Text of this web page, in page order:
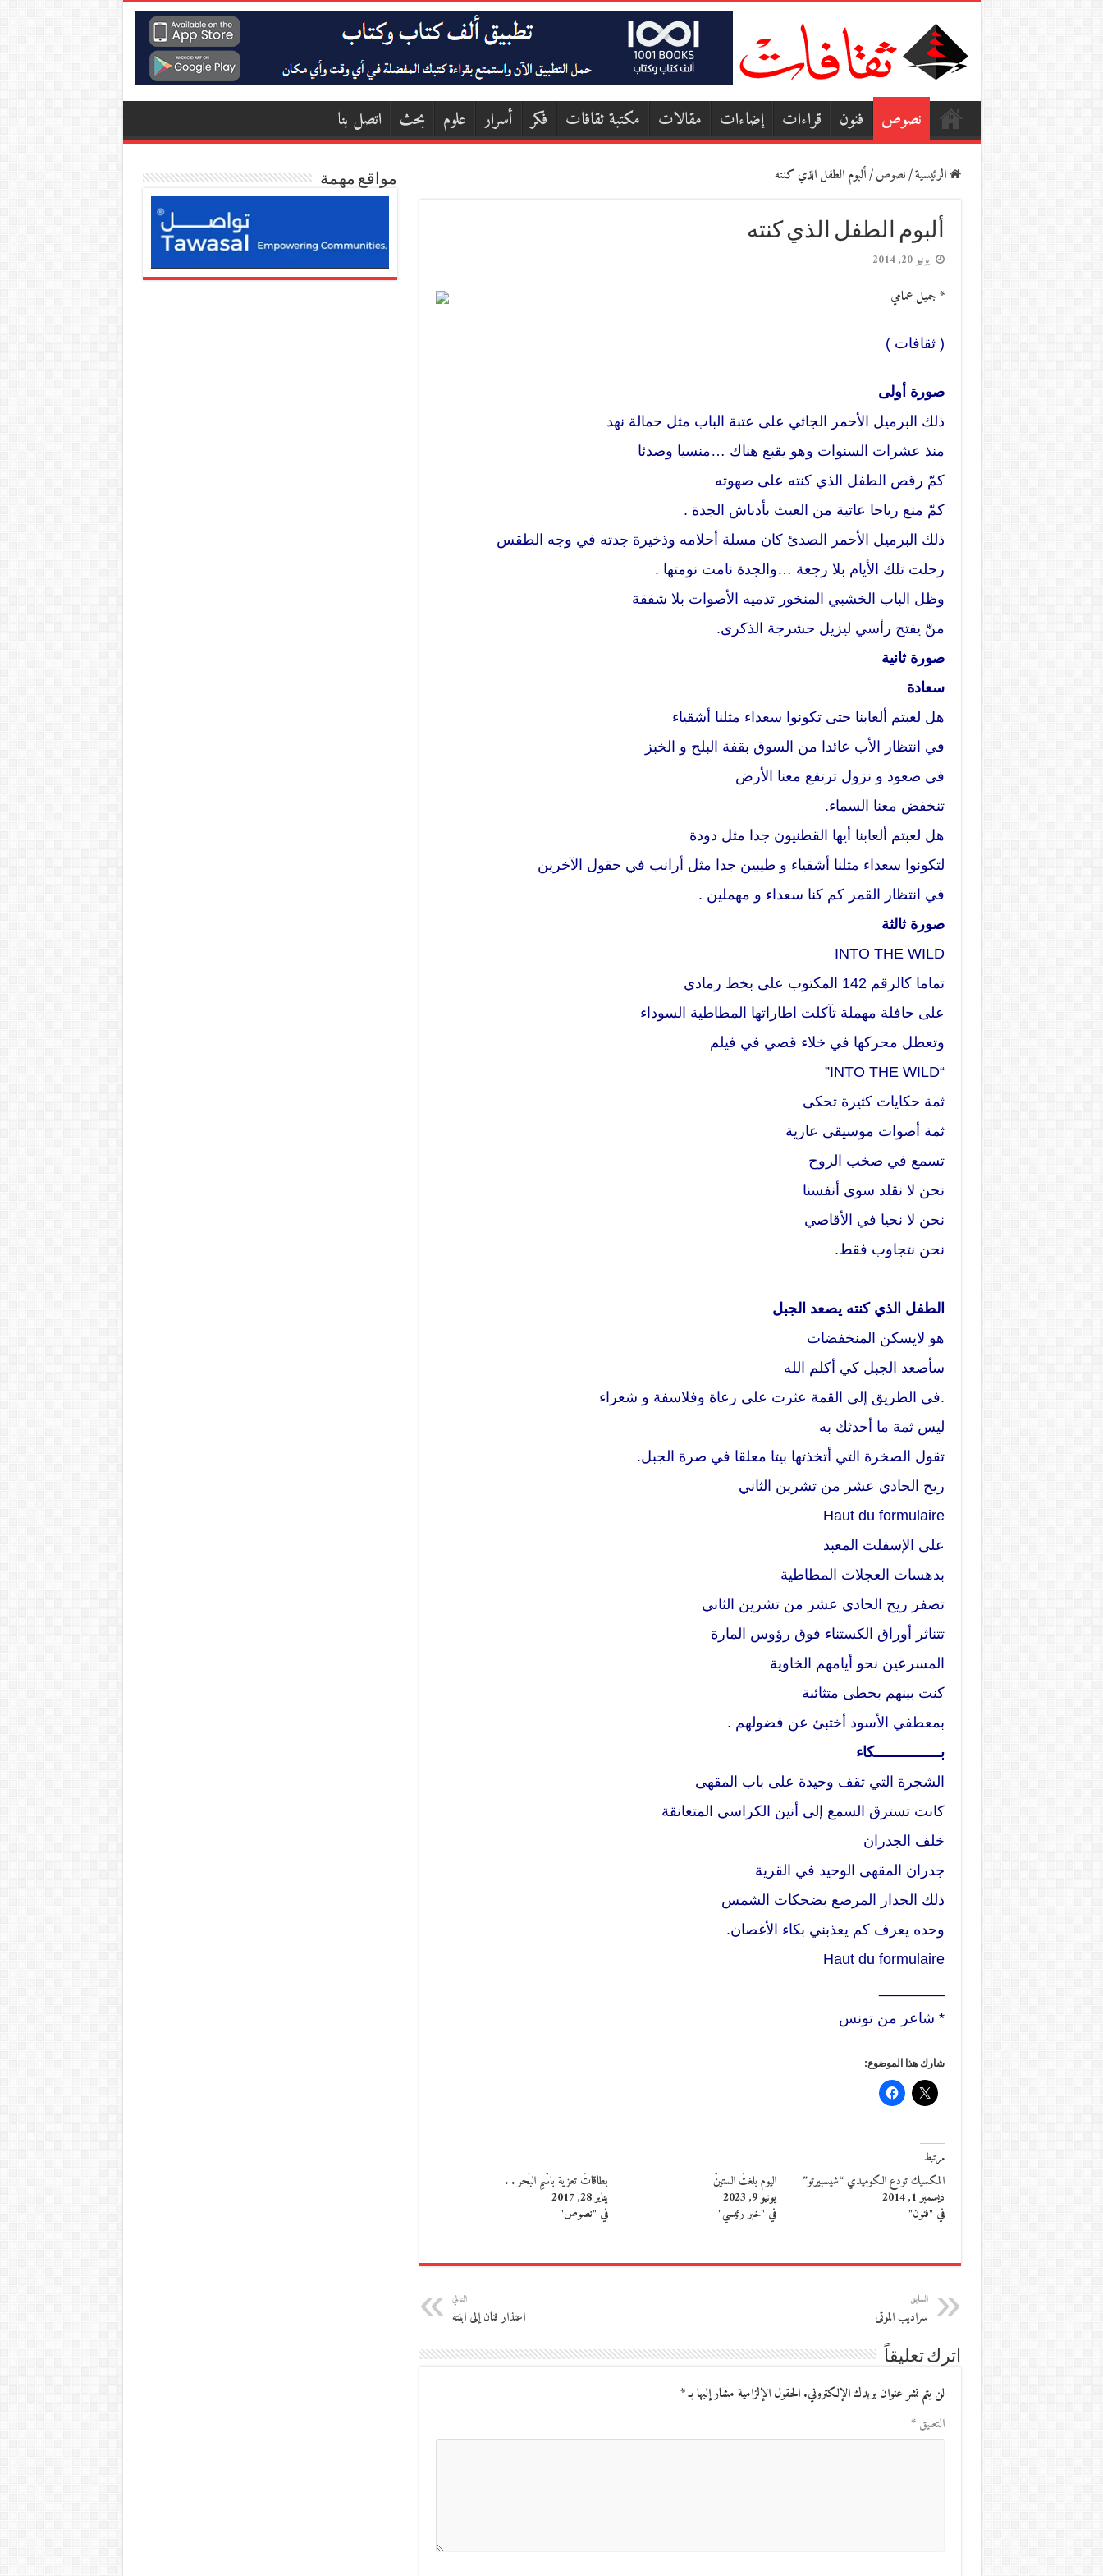
نصوص فنون قراءات إضاءات مقالات مكتبة ثقافات فكر أسرار علوم بحث اتصل بنا
الرئيسية/نصوص/ألبوم الطفل الذي كنته
ألبوم الطفل الذي كنته
يونيو 20, 2014
* جميل عمامي
( ثقافات )
صورة أولى
ذلك البرميل الأحمر الجاثي على عتبة الباب مثل حمالة نهد
منذ عشرات السنوات وهو يقبع هناك …منسيا وصدئا
كمّ رقص الطفل الذي كنته على صهوته
كمّ منع رياحا عاتية من العبث بأدباش الجدة .
ذلك البرميل الأحمر الصدئ كان مسلة أحلامه وذخيرة جدته في وجه الطقس
رحلت تلك الأيام بلا رجعة …والجدة نامت نومتها .
وظل الباب الخشبي المنخور تدميه الأصوات بلا شفقة
منّ يفتح رأسي ليزيل حشرجة الذكرى.
صورة ثانية
سعادة
هل لعبتم ألعابنا حتى تكونوا سعداء مثلنا أشقياء
في انتظار الأب عائدا من السوق بقفة البلح و الخبز
في صعود و نزول ترتفع معنا الأرض
تنخفض معنا السماء.
هل لعبتم ألعابنا أيها القطنيون جدا مثل دودة
لتكونوا سعداء مثلنا أشقياء و طيبين جدا مثل أرانب في حقول الآخرين
في انتظار القمر كم كنا سعداء و مهملين .
صورة ثالثة
INTO THE WILD
تماما كالرقم 142 المكتوب على بخط رمادي
على حافلة مهملة تآكلت اطاراتها المطاطية السوداء
وتعطل محركها في خلاء قصي في فيلم
“INTO THE WILD”
ثمة حكايات كثيرة تحكى
ثمة أصوات موسيقى عارية
تسمع في صخب الروح
نحن لا نقلد سوى أنفسنا
نحن لا نحيا في الأقاصي
نحن نتجاوب فقط.
الطفل الذي كنته يصعد الجبل
هو لايسكن المنخفضات
سأصعد الجبل كي أكلم الله
.في الطريق إلى القمة عثرت على رعاة وفلاسفة و شعراء
ليس ثمة ما أحدثك به
تقول الصخرة التي أتخذتها بيتا معلقا في صرة الجبل.
ريح الحادي عشر من تشرين الثاني
Haut du formulaire
على الإسفلت المعبد
بدهسات العجلات المطاطية
تصفر ريح الحادي عشر من تشرين الثاني
تتناثر أوراق الكستناء فوق رؤوس المارة
المسرعين نحو أيامهم الخاوية
كنت بينهم بخطى متثائبة
بمعطفي الأسود أختبئ عن فضولهم .
بــــــــــــــــكاء
الشجرة التي تقف وحيدة على باب المقهى
كانت تسترق السمع إلى أنين الكراسي المتعانقة
خلف الجدران
جدران المقهى الوحيد في القرية
ذلك الجدار المرصع بضحكات الشمس
وحده يعرف كم يعذبني بكاء الأغصان.
Haut du formulaire
* شاعر من تونس
شارك هذا الموضوع:
مرتبط
المكسيك تودع الكوميدي “شيسبيرتو”
ديسمبر 1, 2014
في "فنون"
اليوم بلغتُ الستينْ
يونيو 9, 2023
في "خبر رئيسي"
بطاقاتُ تعزية باسْمِ البَحر . .
يناير 28, 2017
في "نصوص"
السابق
سراديب الموتى
التالي
اعتذار فنان إلى ابنته
اترك تعليقاً
لن يتم نشر عنوان بريدك الإلكتروني. الحقول الإلزامية مشار إليها بـ*
التعليق*
مواقع مهمة